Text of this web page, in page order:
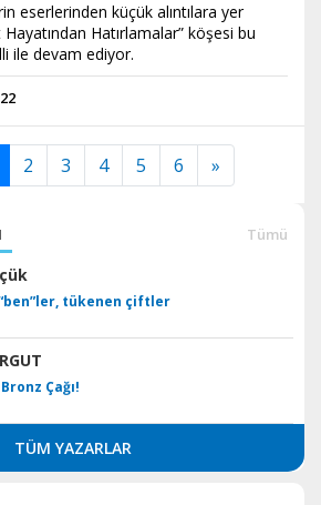
eserlerinden küçük alıntılara yer
Hatırlamalar” köşesi bu
ile devam ediyor.
2 3 4 5 6 »
Tümü
tükenen çiftler
Çağı!
TÜM YAZARLAR